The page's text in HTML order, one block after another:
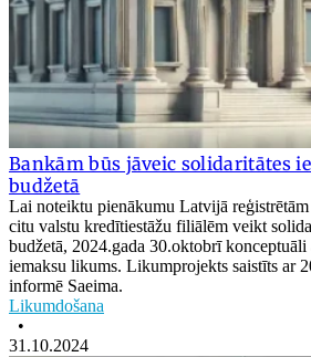
Bankām būs jāveic solidaritātes
budžetā
Lai noteiktu pienākumu Latvijā
citu valstu kredītiestāžu filiālēm veikt
budžetā, 2024.gada 30.oktobrī konceptuāli
iemaksu likums. Likumprojekts saistīts ar
informē Saeima.
Likumdošana
•
31.10.2024